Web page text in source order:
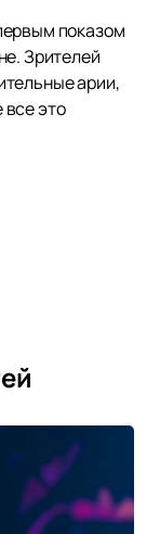
показом
Зрителей
арии,
это